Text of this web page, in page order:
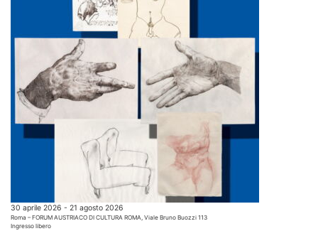
30 aprile 2026 - 21 agosto 2026
Roma – FORUM AUSTRIACO DI CULTURA ROMA, Viale Bruno Buozzi 113
Ingresso libero